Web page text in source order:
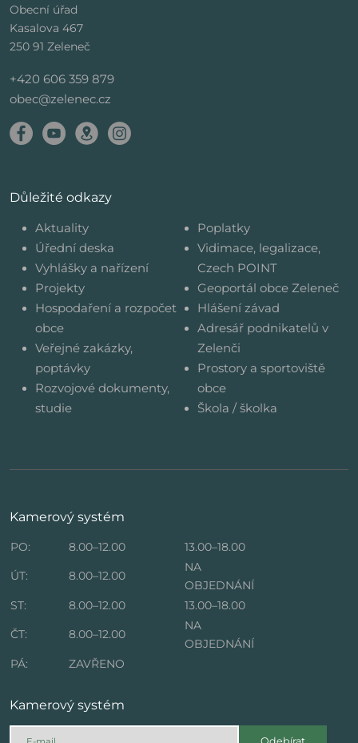
Obecní úřad
Kasalova 467
250 91 Zeleneč
+420 606 359 879
obec@zelenec.cz
Důležité odkazy
Aktuality
Úřední deska
Vyhlášky a nařízení
Projekty
Hospodaření a rozpočet
obce
Veřejné zakázky,
poptávky
Rozvojové dokumenty,
studie
Poplatky
Vidimace, legalizace,
Czech POINT
Geoportál obce Zeleneč
Hlášení závad
Adresář podnikatelů v
Zelenči
Prostory a sportoviště
obce
Škola / školka
Kamerový systém
PO: 8.00–12.00
13.00–18.00
ÚT:
8.00–12.00
NA
OBJEDNÁNÍ
ST:
8.00–12.00
13.00–18.00
ČT:
8.00–12.00
NA
OBJEDNÁNÍ
PÁ:
ZAVŘENO
Kamerový systém